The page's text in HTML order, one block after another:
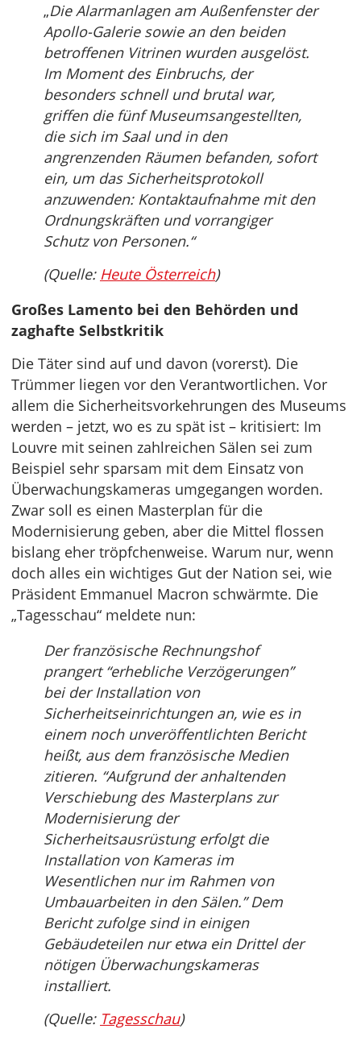
„Die Alarmanlagen am Außenfenster der
Apollo-Galerie sowie an den beiden
betroffenen Vitrinen wurden ausgelöst.
Im Moment des Einbruchs, der
besonders schnell und brutal war,
griffen die fünf Museumsangestellten,
die sich im Saal und in den
angrenzenden Räumen befanden, sofort
ein, um das Sicherheitsprotokoll
anzuwenden: Kontaktaufnahme mit den
Ordnungskräften und vorrangiger
Schutz von Personen.“
(Quelle: Heute Österreich)
Großes Lamento bei den Behörden und
zaghafte Selbstkritik
Die Täter sind auf und davon (vorerst). Die
Trümmer liegen vor den Verantwortlichen. Vor
allem die Sicherheitsvorkehrungen des Museums
werden – jetzt, wo es zu spät ist – kritisiert: Im
Louvre mit seinen zahlreichen Sälen sei zum
Beispiel sehr sparsam mit dem Einsatz von
Überwachungskameras umgegangen worden.
Zwar soll es einen Masterplan für die
Modernisierung geben, aber die Mittel flossen
bislang eher tröpfchenweise. Warum nur, wenn
doch alles ein wichtiges Gut der Nation sei, wie
Präsident Emmanuel Macron schwärmte. Die
„Tagesschau“ meldete nun:
Der französische Rechnungshof
prangert “erhebliche Verzögerungen”
bei der Installation von
Sicherheitseinrichtungen an, wie es in
einem noch unveröffentlichten Bericht
heißt, aus dem französische Medien
zitieren. “Aufgrund der anhaltenden
Verschiebung des Masterplans zur
Modernisierung der
Sicherheitsausrüstung erfolgt die
Installation von Kameras im
Wesentlichen nur im Rahmen von
Umbauarbeiten in den Sälen.” Dem
Bericht zufolge sind in einigen
Gebäudeteilen nur etwa ein Drittel der
nötigen Überwachungskameras
installiert.
(Quelle: Tagesschau)